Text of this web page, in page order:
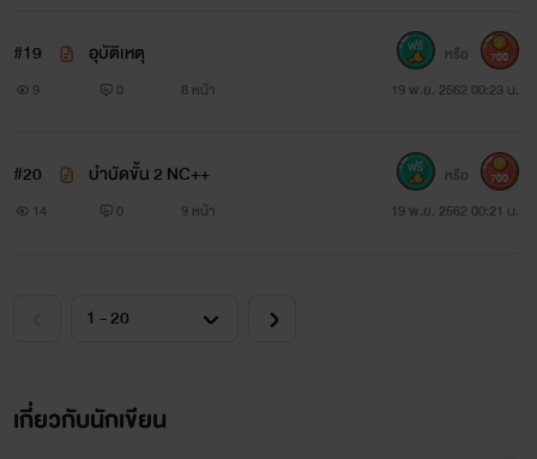
#19 อุบัติเหตุ
9 0 8 หน้า 19 พ.ย. 2562 00:23 น.
หรือ 700
#20 บำบัดขั้น 2 NC++
14 0 9 หน้า 19 พ.ย. 2562 00:21 น.
หรือ 700
เกี่ยวกับนักเขียน